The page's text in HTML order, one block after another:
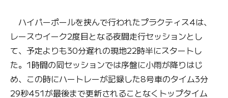
ハイパーポールを挟んで行われたプラクティス4は、
レースウイーク2度目となる夜間走行セッションとし
て、予定よりも30分遅れの現地22時半にスタートし
た。1時間の同セッションでは序盤に小雨が降りはじ
め、この時にハートレーが記録した8号車のタイム3分
29秒451が最後まで更新されることなくトップタイム